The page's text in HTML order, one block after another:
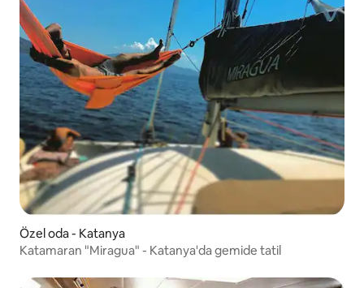
Özel oda - Katanya
Katamaran "Miragua" - Katanya'da gemide tatil